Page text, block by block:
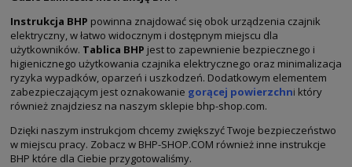
Instrukcja BHP powinna znajdować się obok urządzenia czajnik
elektryczny, w łatwo widocznym i dostępnym miejscu dla
użytkowników. Tablica BHP jest to zapewnienie bezpiecznego i
higienicznego użytkowania czajnika elektrycznego oraz minimalizacja
ryzyka wypadków, oparzeń i uszkodzeń. Dodatkowym elementem
zabezpieczającym jest oznakowanie gorącej powierzchni który
również znajdziesz na naszym sklepie bhp-shop.com.
Dzięki naszym instrukcjom chcemy zwiększyć Twoje bezpieczeństwo
w miejscu pracy. Zobacz w BHP-SHOP.COM również inne instrukcje
BHP które dla Ciebie przygotowaliśmy.